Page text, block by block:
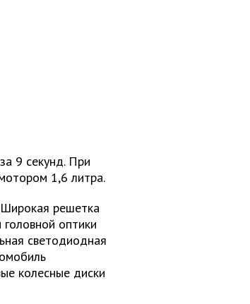
9 секунд. При
1,6 литра.
решетка
оптики
светодиодная
колесные диски